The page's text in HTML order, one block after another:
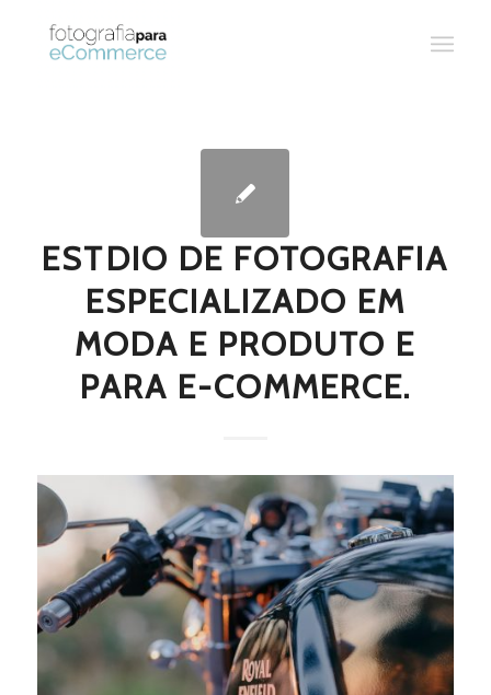
ESTDIO DE FOTOGRAFIA
ESPECIALIZADO EM
MODA E PRODUTO E
PARA E-COMMERCE.